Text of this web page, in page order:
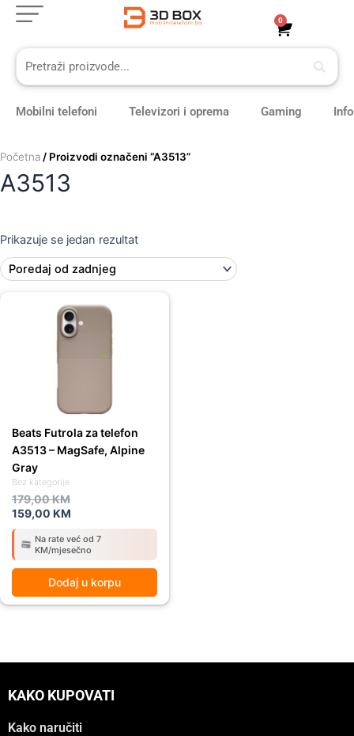
Skip
content
0
Cart
Mobilni telefoni Televizori i oprema Gaming
Početna / Proizvodi označeni “A3513”
A3513
Prikazuje se jedan rezultat
Bez kategorije
Beats Futrola za telefon
A3513 – MagSafe, Alpine
Gray
179,00KM
179,00 KM.
159,00 KM
159,00 KM.
Na rate već od 7
KM/mjesečno
Dodaj u korpu
KAKO KUPOVATI
Kako naručiti